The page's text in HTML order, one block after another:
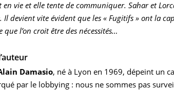
en vie et elle tente de communiquer. Sahar et
Il devient vite évident que les « Fugitifs » ont la
que l’on croit être des nécessités…
Damasio, né à Lyon en 1969, dépeint un
par le lobbying : nous ne sommes pas